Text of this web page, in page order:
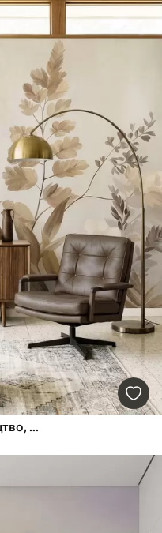
Текстуроване ботанічне мистецтво, різноманітні рослини та листя у відтінках коричневого та бежевого